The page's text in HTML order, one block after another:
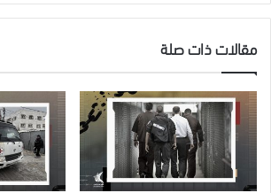
مقالات ذات صلة